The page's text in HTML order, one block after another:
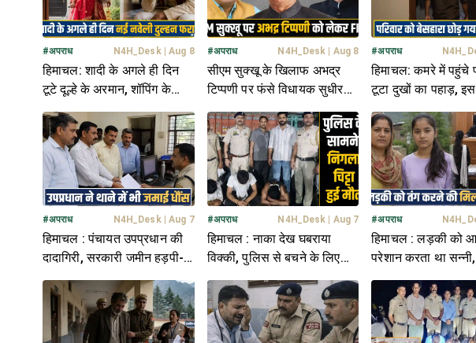
#अपराध N4H_Desk| Aug 8
हिमाचल: शादी के अगले ही दिन
टूटे दूल्हे के अरमान, शॉपिंग के
बहाने निकली नई नवेली दुल्हन
फरार
#अपराध N4H_Desk Aug 8
सीएम सुक्खू के खिलाफ अभद्र
टिप्पणी पर फंसे विधायक सुधीर
शर्मा और राजेंद्र राणा- FIR दर्ज
#अपराध
हिमाचल: कमरे में पहुंचे
टूटा दुखों का पहाड़,
मिली जवान बेटे की देह
#अपराध N4H_Desk| Aug 7
हिमाचल : पंचायत उपप्रधान की
दादागिरी, सरकारी जमीन हड़पी-
पिता ने दिया साथ, FIR दर्ज
#अपराध N4H_Desk Aug 7
हिमाचल : नाका देख घबराया
विक्की, पुलिस से बचने के लिए
निगला चिट्टा- तोड़ा दम
#अपराध
हिमाचल : लड़की को
परेशान करता था
चला केस- अब मिली